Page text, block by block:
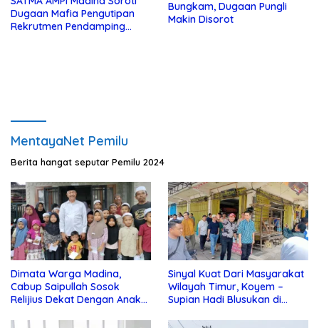
Dugaan Mafia Pengutipan
Rekrutmen Pendamping
Bungkam, Dugaan Pungli
Makin Disorot
MentayaNet Pemilu
Berita hangat seputar Pemilu 2024
Dimata Warga Madina,
Cabup Saipullah Sosok
Relijius Dekat Dengan Anak
Sinyal Kuat Dari Masyarakat
Wilayah Timur, Koyem –
Supian Hadi Blusukan di